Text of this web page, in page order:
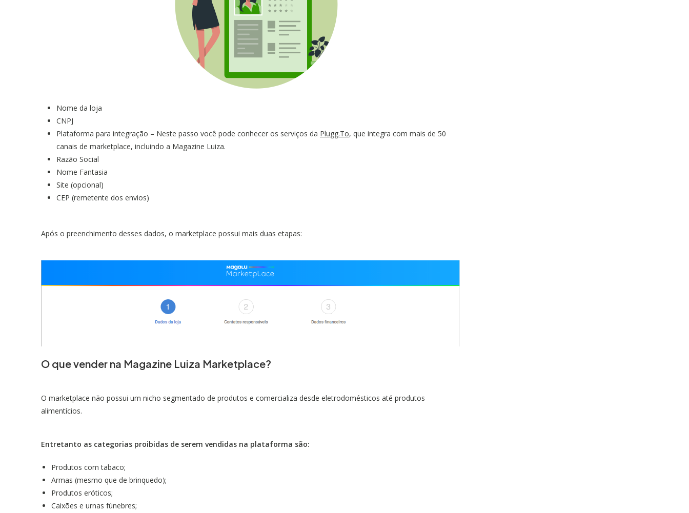
Nome da loja
CNPJ
Plataforma para integração – Neste passo você pode conhecer os serviços da Plugg.To, que integra com mais de 50
canais de marketplace, incluindo a Magazine Luiza.
Razão Social
Nome Fantasia
Site (opcional)
CEP (remetente dos envios)
Após o preenchimento desses dados, o marketplace possui mais duas etapas:
O que vender na Magazine Luiza Marketplace?
O marketplace não possui um nicho segmentado de produtos e comercializa desde eletrodomésticos até produtos
alimentícios.
Entretanto as categorias proibidas de serem vendidas na plataforma são:
Produtos com tabaco;
Armas (mesmo que de brinquedo);
Produtos eróticos;
Caixões e urnas fúnebres;